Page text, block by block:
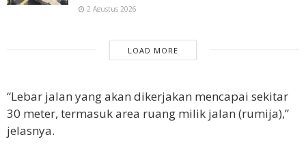
2 Agustus 2026
LOAD MORE
“Lebar jalan yang akan dikerjakan mencapai sekitar
30 meter, termasuk area ruang milik jalan (rumija),”
jelasnya.